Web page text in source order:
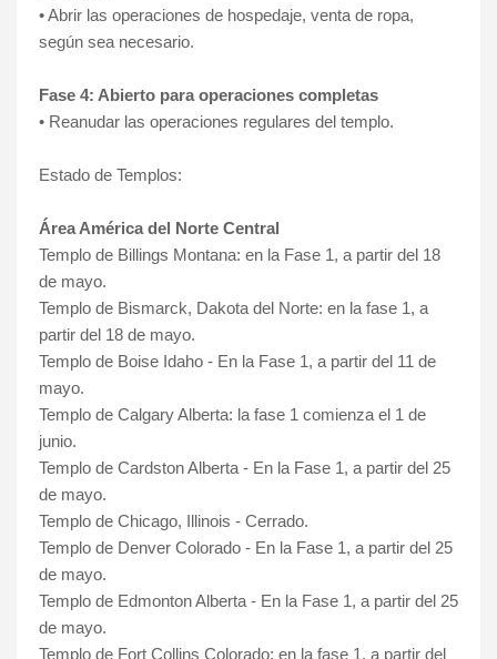
• Abrir las operaciones de hospedaje, venta de ropa,
según sea necesario.
Fase 4: Abierto para operaciones completas
• Reanudar las operaciones regulares del templo.
Estado de Templos:
Área América del Norte Central
Templo de Billings Montana: en la Fase 1, a partir del 18
de mayo.
Templo de Bismarck, Dakota del Norte: en la fase 1, a
partir del 18 de mayo.
Templo de Boise Idaho - En la Fase 1, a partir del 11 de
mayo.
Templo de Calgary Alberta: la fase 1 comienza el 1 de
junio.
Templo de Cardston Alberta - En la Fase 1, a partir del 25
de mayo.
Templo de Chicago, Illinois - Cerrado.
Templo de Denver Colorado - En la Fase 1, a partir del 25
de mayo.
Templo de Edmonton Alberta - En la Fase 1, a partir del 25
de mayo.
Templo de Fort Collins Colorado: en la fase 1, a partir del